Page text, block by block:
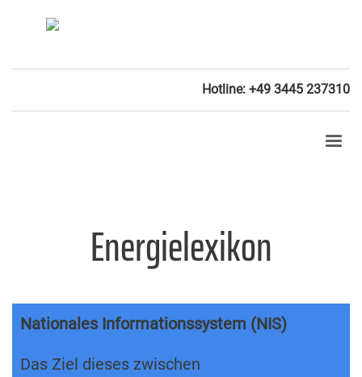
Hotline: +49 3445 237310
Energielexikon
Nationales Informationssystem (NIS)
Das Ziel dieses zwischen